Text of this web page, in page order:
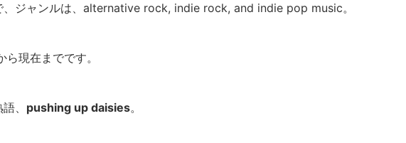
、ジャンルは、alternative rock, indie rock, and indie pop music。
現在までです。
、 pushing up daisies。